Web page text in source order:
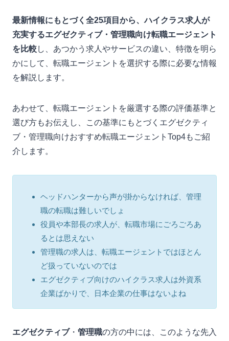
最新情報にもとづく全25項目から、ハイクラス求人が
充実するエグゼクティブ・管理職向け転職エージェント
を比較し、あつかう求人やサービスの違い、特徴を明ら
かにして、転職エージェントを選択する際に必要な情報
を解説します。
あわせて、転職エージェントを厳選する際の評価基準と
選び方もお伝えし、この基準にもとづくエグゼクティ
ブ・管理職向けおすすめ転職エージェントTop4もご紹
介します。
ヘッドハンターから声が掛からなければ、管理
職の転職は難しいでしょ
役員や本部長の求人が、転職市場にごろごろあ
るとは思えない
管理職の求人は、転職エージェントではほとん
ど扱っていないのでは
エグゼクティブ向けのハイクラス求人は外資系
企業ばかりで、日本企業の仕事はないよね
エグゼクティブ・ 管理職の方の中には、このような先入